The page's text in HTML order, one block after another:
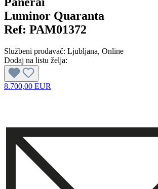
Luminor Quaranta
Ref: PAM01372
Službeni prodavač: Ljubljana, Online
Dodaj na listu želja:
8.700,00 EUR